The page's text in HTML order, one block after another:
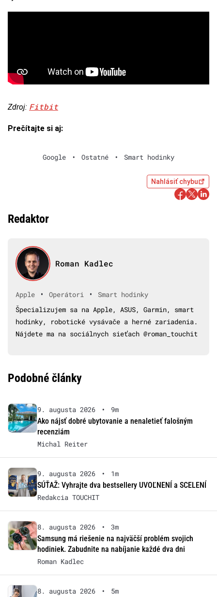
Zdroj: Fitbit
Prečítajte si aj:
Google • Ostatné • Smart hodinky
Nahlásiť chybu
Redaktor
Roman Kadlec
Apple • Operátori •
Smart hodinky
Špecializujem sa na Apple, ASUS, Garmin, smart
hodinky, robotické vysávače a herné zariadenia.
Nájdete ma na sociálnych sieťach @roman_touchit
Podobné články
9. augusta 2026 •
9m
Ako nájsť dobré ubytovanie a nenaletieť falošným
recenziám
Michal Reiter
9. augusta 2026 •
1m
SÚŤAŽ: Vyhrajte dva bestsellery UVOĽNENÍ a SCELENÍ
Redakcia TOUCHIT
8. augusta 2026 •
3m
Samsung má riešenie na najväčší problém svojich
hodiniek. Zabudnite na nabíjanie každé dva dni
Roman Kadlec
8. augusta 2026 •
5m